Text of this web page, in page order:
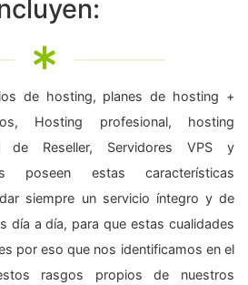
de hosting, planes de hosting +
Hosting profesional, hosting
de Reseller, Servidores VPS y
poseen estas características
siempre un servicio íntegro y de
día a día, para que estas cualidades
por eso que nos identificamos en el
rasgos propios de nuestros